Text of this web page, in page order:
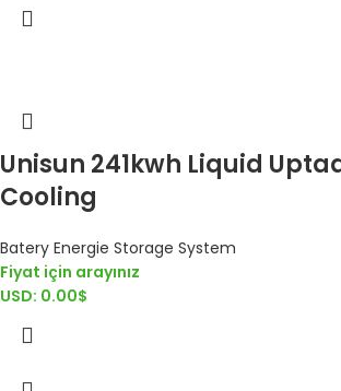
Unisun 241kwh Liquid
Cooling
Batery Energie Storage System
Fiyat için arayınız
USD: 0.00$